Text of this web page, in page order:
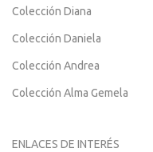
Colección Diana
Colección Daniela
Colección Andrea
Colección Alma Gemela
ENLACES DE INTERÉS